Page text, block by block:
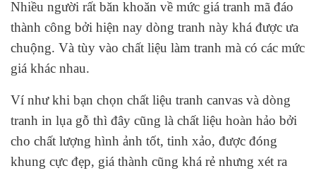
Nhiều người rất băn khoăn về mức giá tranh mã đáo
thành công bởi hiện nay dòng tranh này khá được ưa
chuộng. Và tùy vào chất liệu làm tranh mà có các mức
giá khác nhau.
Ví như khi bạn chọn chất liệu tranh canvas và dòng
tranh in lụa gỗ thì đây cũng là chất liệu hoàn hảo bởi
cho chất lượng hình ảnh tốt, tinh xảo, được đóng
khung cực đẹp, giá thành cũng khá rẻ nhưng xét ra